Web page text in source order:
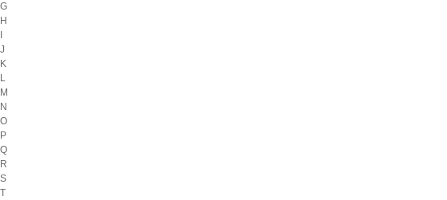
G
H
J
K
L
M
N
O
P
Q
R
S
T